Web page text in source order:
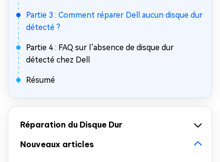
Partie 3 : Comment réparer Dell aucun disque dur
détecté ?
Partie 4 : FAQ sur l’absence de disque dur
détecté chez Dell
Résumé
Réparation du Disque Dur
Nouveaux articles